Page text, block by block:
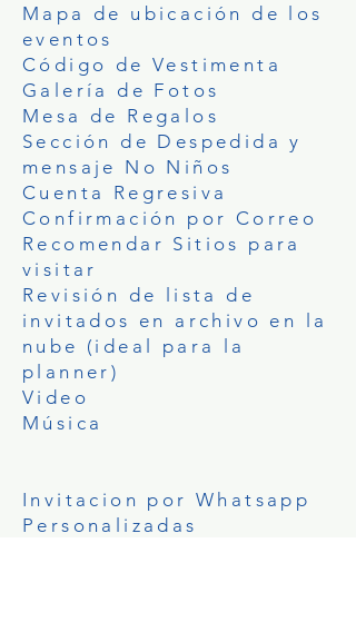
Mapa de ubicación de los
eventos
Código de Vestimenta
Galería de Fotos
Mesa de Regalos
Sección de Despedida y
mensaje No Niños
Cuenta Regresiva
Confirmación por Correo
Recomendar Sitios para
visitar
Revisión de lista de
invitados en archivo en la
nube (ideal para la
planner)
Video
Música
Invitacion por Whatsapp
Personalizadas